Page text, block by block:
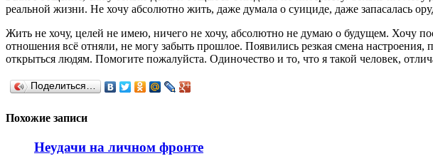
реальной жизни. Не хочу абсолютно жить, даже думала о суициде, даже запасалась
Жить не хочу, целей не имею, ничего не хочу, абсолютно не думаю о будущем. Хочу
отношения всё отняли, не могу забыть прошлое. Появились резкая смена
открыться людям. Помогите пожалуйста. Одиночество и то, что я такой человек,
Поделиться…
Похожие записи
Неудачи на личном фронте